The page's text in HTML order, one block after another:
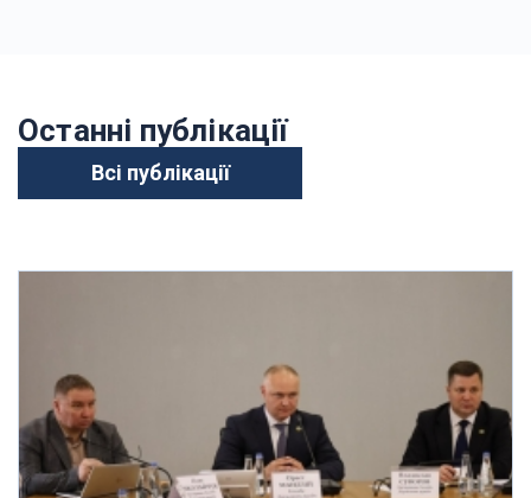
Останні публікації
Всі публікації